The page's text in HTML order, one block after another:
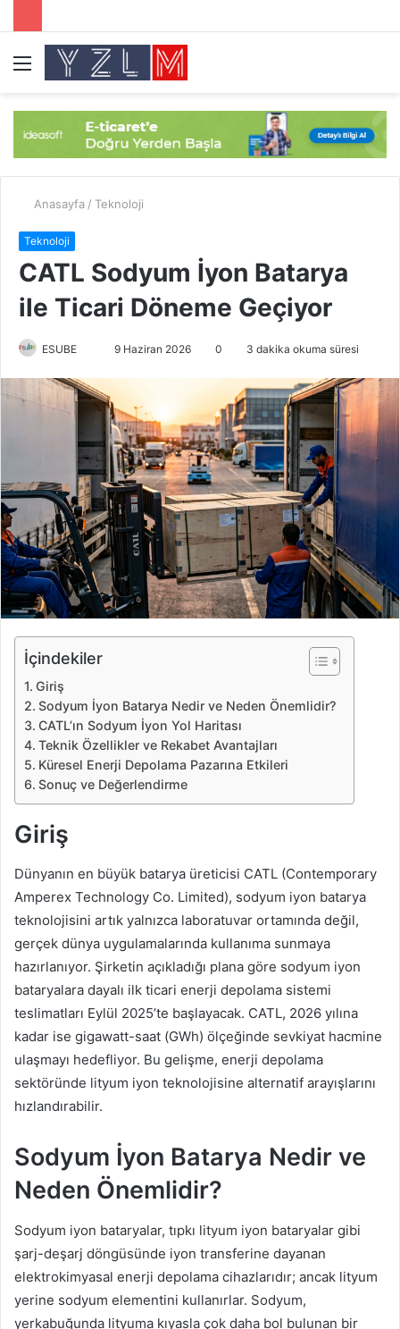
Menü
Anasayfa / Teknoloji
Teknoloji
CATL Sodyum İyon Batarya
ile Ticari Döneme Geçiyor
ESUBE
r
e
o
s
t
a
g
ö
e
k
9 Haziran 2026 0 3 dakika okuma süresi
İçindekiler
Giriş
Sodyum İyon Batarya Nedir ve Neden Önemlidir?
CATL’ın Sodyum İyon Yol Haritası
Teknik Özellikler ve Rekabet Avantajları
Küresel Enerji Depolama Pazarına Etkileri
Sonuç ve Değerlendirme
Giriş
Dünyanın en büyük batarya üreticisi CATL (Contemporary
Amperex Technology Co. Limited), sodyum iyon batarya
teknolojisini artık yalnızca laboratuvar ortamında değil,
gerçek dünya uygulamalarında kullanıma sunmaya
hazırlanıyor. Şirketin açıkladığı plana göre sodyum iyon
bataryalara dayalı ilk ticari enerji depolama sistemi
teslimatları Eylül 2025’te başlayacak. CATL, 2026 yılına
kadar ise gigawatt-saat (GWh) ölçeğinde sevkiyat hacmine
ulaşmayı hedefliyor. Bu gelişme, enerji depolama
sektöründe lityum iyon teknolojisine alternatif arayışlarını
hızlandırabilir.
Sodyum İyon Batarya Nedir ve
Neden Önemlidir?
Sodyum iyon bataryalar, tıpkı lityum iyon bataryalar gibi
şarj-deşarj döngüsünde iyon transferine dayanan
elektrokimyasal enerji depolama cihazlarıdır; ancak lityum
yerine sodyum elementini kullanırlar. Sodyum,
yerkabuğunda lityuma kıyasla çok daha bol bulunan bir